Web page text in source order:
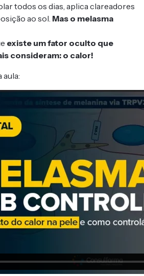
todos os dias, aplica clareadores
ao sol. Mas o melasma
existe um fator oculto que
consideram: o calor!